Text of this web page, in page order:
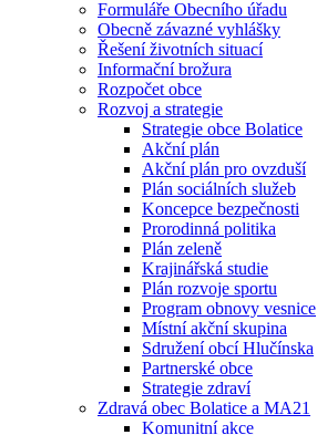
Formuláře Obecního úřadu
Obecně závazné vyhlášky
Řešení životních situací
Informační brožura
Rozpočet obce
Rozvoj a strategie
Strategie obce Bolatice
Akční plán
Akční plán pro ovzduší
Plán sociálních služeb
Koncepce bezpečnosti
Prorodinná politika
Plán zeleně
Krajinářská studie
Plán rozvoje sportu
Program obnovy vesnice
Místní akční skupina
Sdružení obcí Hlučínska
Partnerské obce
Strategie zdraví
Zdravá obec Bolatice a MA21
Komunitní akce